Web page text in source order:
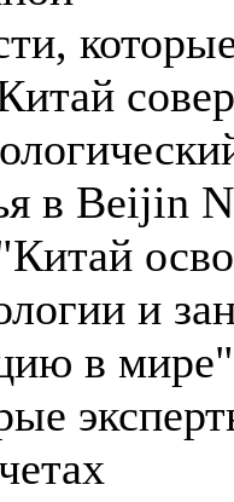
в Beijin
и
в